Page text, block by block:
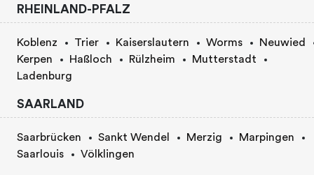
RHEINLAND-PFALZ
Koblenz Trier Kaiserslautern Worms
Neuwied
Kerpen
Haßloch Rülzheim
Mutterstadt
Ladenburg
SAARLAND
Saarbrücken Sankt Wendel Merzig
Marpingen
Saarlouis
Völklingen